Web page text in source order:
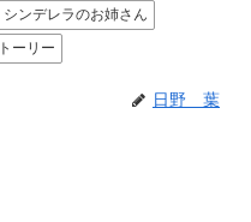
シンデレラのお姉さん
ーリー
日野 葉